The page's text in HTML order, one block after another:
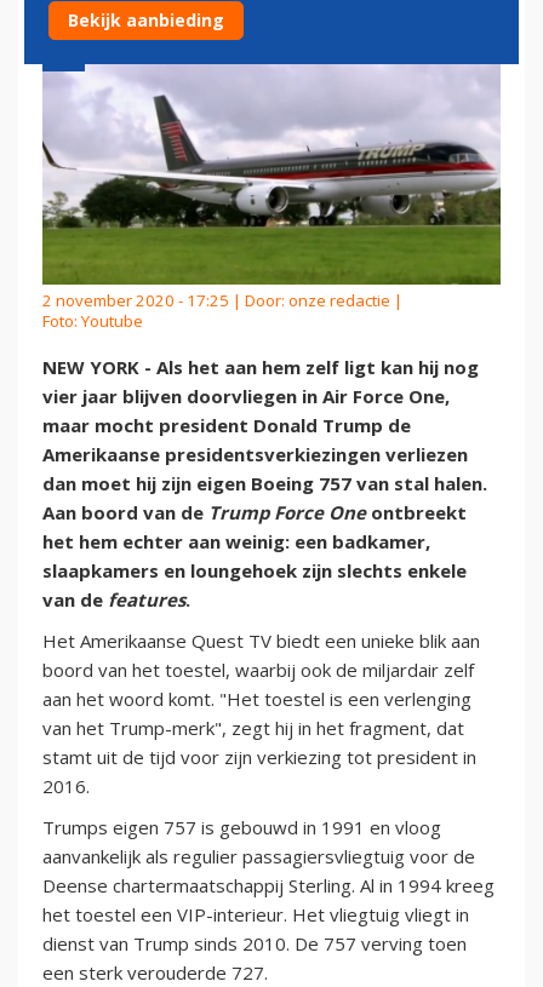
2 november 2020 - 17:25 | Door: onze redactie |
Foto: Youtube
NEW YORK - Als het aan hem zelf ligt kan hij nog
vier jaar blijven doorvliegen in Air Force One,
maar mocht president Donald Trump de
Amerikaanse presidentsverkiezingen verliezen
dan moet hij zijn eigen Boeing 757 van stal halen.
Aan boord van de Trump Force Oneontbreekt
het hem echter aan weinig: een badkamer,
slaapkamers en loungehoek zijn slechts enkele
van de features.
Het Amerikaanse Quest TV biedt een unieke blik aan
boord van het toestel, waarbij ook de miljardair zelf
aan het woord komt. "Het toestel is een verlenging
van het Trump-merk", zegt hij in het fragment, dat
stamt uit de tijd voor zijn verkiezing tot president in
2016.
Trumps eigen 757 is gebouwd in 1991 en vloog
aanvankelijk als regulier passagiersvliegtuig voor de
Deense chartermaatschappij Sterling. Al in 1994 kreeg
het toestel een VIP-interieur. Het vliegtuig vliegt in
dienst van Trump sinds 2010. De 757 verving toen
een sterk verouderde 727.
Bekijk aanbieding